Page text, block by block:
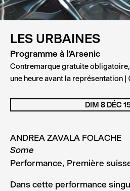
LES URBAINES
Programme à l'Arsenic
Contremarque gratuite
une heure avant la représentation
ANDREA ZAVALA FOLACHE
Some
Performance, Première
Dans cette performance
DIM 8 DÉC
BOOK